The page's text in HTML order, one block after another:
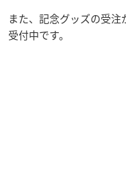
また、記念グッズの受注
受付中です。